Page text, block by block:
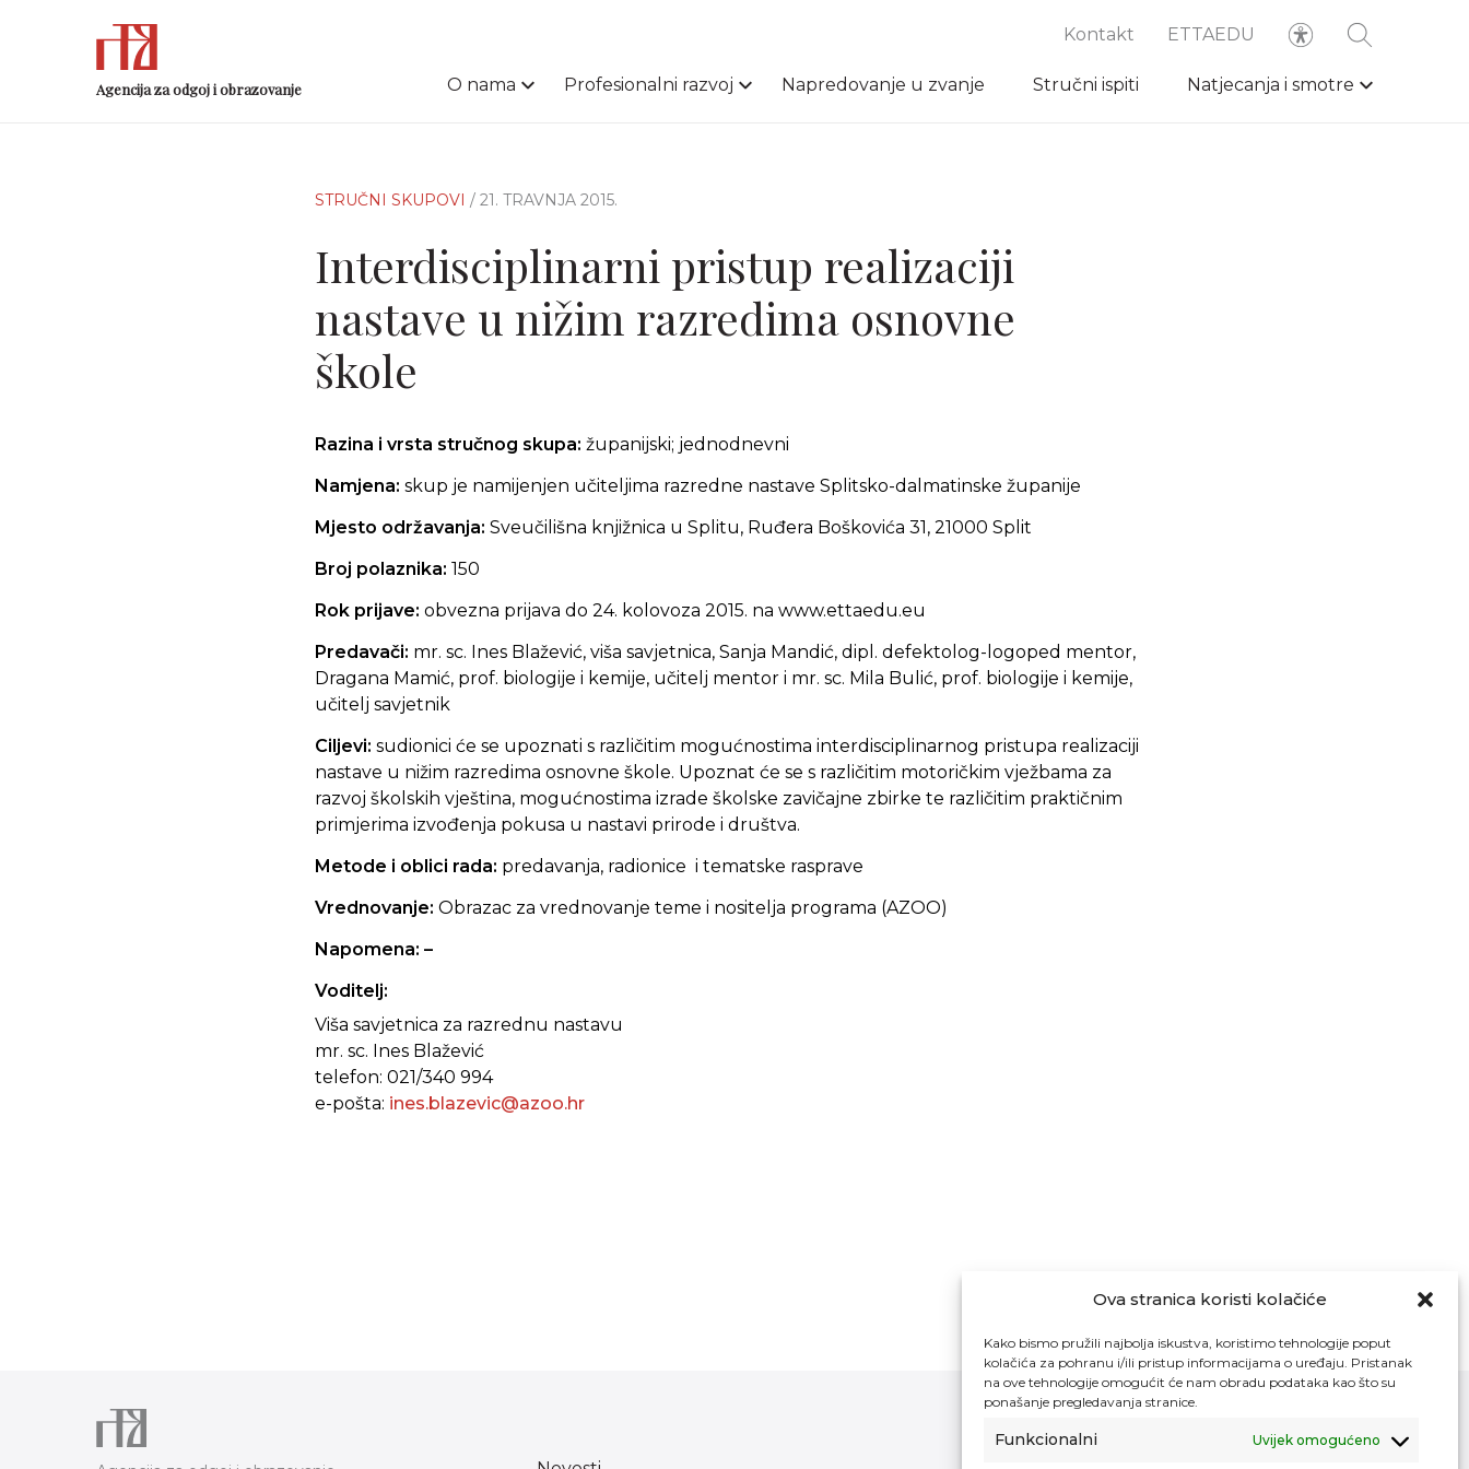
Ova stranica koristi kolačiće
Kako bismo pružili najbolja iskustva, koristimo tehnologije poput
kolačića za pohranu i/ili pristup informacijama o uređaju. Pristanak
na ove tehnologije omogućit će nam obradu podataka kao što su
ponašanje pregledavanja stranice.
Funkcionalni Uvijek omogućeno
Agencija za odgoj i obrazovanje
Kontakt ETTAEDU
O nama Profesionalni razvoj Napredovanje u zvanje Stručni ispiti Natjecanja i smotre
STRUČNI SKUPOVI / 21. TRAVNJA 2015.
Interdisciplinarni pristup realizaciji
nastave u nižim razredima osnovne
škole
Razina i vrsta stručnog skupa: županijski; jednodnevni
Namjena: skup je namijenjen učiteljima razredne nastave Splitsko-dalmatinske županije
Mjesto održavanja: Sveučilišna knjižnica u Splitu, Ruđera Boškovića 31, 21000 Split
Broj polaznika: 150
Rok prijave: obvezna prijava do 24. kolovoza 2015. na www.ettaedu.eu
Predavači: mr. sc. Ines Blažević, viša savjetnica, Sanja Mandić, dipl. defektolog-logoped mentor,
Dragana Mamić, prof. biologije i kemije, učitelj mentor i mr. sc. Mila Bulić, prof. biologije i kemije,
učitelj savjetnik
Ciljevi: sudionici će se upoznati s različitim mogućnostima interdisciplinarnog pristupa realizaciji
nastave u nižim razredima osnovne škole. Upoznat će se s različitim motoričkim vježbama za
razvoj školskih vještina, mogućnostima izrade školske zavičajne zbirke te različitim praktičnim
primjerima izvođenja pokusa u nastavi prirode i društva.
Metode i oblici rada: predavanja, radionice i tematske rasprave
Vrednovanje: Obrazac za vrednovanje teme i nositelja programa (AZOO)
Napomena: –
Voditelj:
Viša savjetnica za razrednu nastavu
mr. sc. Ines Blažević
telefon: 021/340 994
e-pošta: ines.blazevic@azoo.hr